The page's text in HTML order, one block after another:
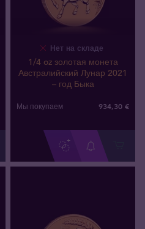
Нет на складе
1/4 oz золотая монета
Австралийский Лунар 2021
– год Быка
Мы покупаем 934,30 €